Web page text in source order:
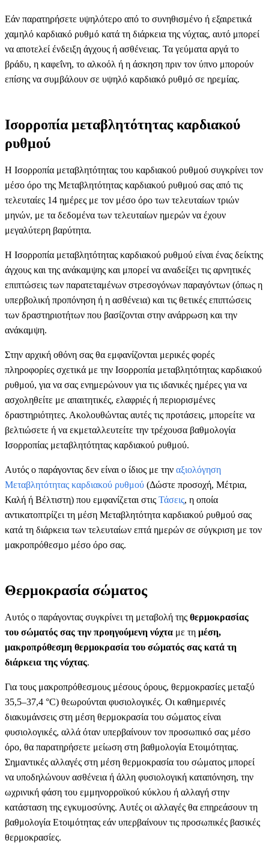
Εάν παρατηρήσετε υψηλότερο από το συνηθισμένο ή εξαιρετικά
χαμηλό καρδιακό ρυθμό κατά τη διάρκεια της νύχτας, αυτό μπορεί
να αποτελεί ένδειξη άγχους ή ασθένειας. Τα γεύματα αργά το
βράδυ, η καφεΐνη, το αλκοόλ ή η άσκηση πριν τον ύπνο μπορούν
επίσης να συμβάλουν σε υψηλό καρδιακό ρυθμό σε ηρεμίας.
Ισορροπία μεταβλητότητας καρδιακού
ρυθμού
Η Ισορροπία μεταβλητότητας του καρδιακού ρυθμού συγκρίνει τον
μέσο όρο της Μεταβλητότητας καρδιακού ρυθμού σας από τις
τελευταίες 14 ημέρες με τον μέσο όρο των τελευταίων τριών
μηνών, με τα δεδομένα των τελευταίων ημερών να έχουν
μεγαλύτερη βαρύτητα.
Η Ισορροπία μεταβλητότητας καρδιακού ρυθμού είναι ένας δείκτης
άγχους και της ανάκαμψης και μπορεί να αναδείξει τις αρνητικές
επιπτώσεις των παρατεταμένων στρεσογόνων παραγόντων (όπως η
υπερβολική προπόνηση ή η ασθένεια) και τις θετικές επιπτώσεις
των δραστηριοτήτων που βασίζονται στην ανάρρωση και την
ανάκαμψη.
Στην αρχική οθόνη σας θα εμφανίζονται μερικές φορές
πληροφορίες σχετικά με την Ισορροπία μεταβλητότητας καρδιακού
ρυθμού, για να σας ενημερώνουν για τις ιδανικές ημέρες για να
ασχοληθείτε με απαιτητικές, ελαφριές ή περιορισμένες
δραστηριότητες. Ακολουθώντας αυτές τις προτάσεις, μπορείτε να
βελτιώσετε ή να εκμεταλλευτείτε την τρέχουσα βαθμολογία
Ισορροπίας μεταβλητότητας καρδιακού ρυθμού.
Αυτός ο παράγοντας δεν είναι ο ίδιος με την αξιολόγηση
Μεταβλητότητας καρδιακού ρυθμού (Δώστε προσοχή, Μέτρια,
Καλή ή Βέλτιστη) που εμφανίζεται στις Τάσεις, η οποία
αντικατοπτρίζει τη μέση Μεταβλητότητα καρδιακού ρυθμού σας
κατά τη διάρκεια των τελευταίων επτά ημερών σε σύγκριση με τον
μακροπρόθεσμο μέσο όρο σας.
Θερμοκρασία σώματος
Αυτός ο παράγοντας συγκρίνει τη μεταβολή της θερμοκρασίας
του σώματός σας την προηγούμενη νύχτα με τη μέση,
μακροπρόθεσμη θερμοκρασία του σώματός σας κατά τη
διάρκεια της νύχτας.
Για τους μακροπρόθεσμους μέσους όρους, θερμοκρασίες μεταξύ
35,5–37,4 °C) θεωρούνται φυσιολογικές. Οι καθημερινές
διακυμάνσεις στη μέση θερμοκρασία του σώματος είναι
φυσιολογικές, αλλά όταν υπερβαίνουν τον προσωπικό σας μέσο
όρο, θα παρατηρήσετε μείωση στη βαθμολογία Ετοιμότητας.
Σημαντικές αλλαγές στη μέση θερμοκρασία του σώματος μπορεί
να υποδηλώνουν ασθένεια ή άλλη φυσιολογική καταπόνηση, την
ωχρινική φάση του εμμηνορροϊκού κύκλου ή αλλαγή στην
κατάσταση της εγκυμοσύνης. Αυτές οι αλλαγές θα επηρεάσουν τη
βαθμολογία Ετοιμότητας εάν υπερβαίνουν τις προσωπικές βασικές
θερμοκρασίες.